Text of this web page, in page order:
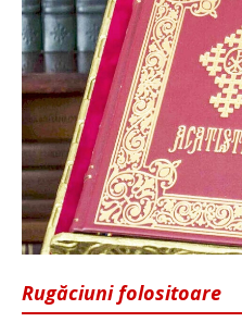
Rugăciuni folositoare